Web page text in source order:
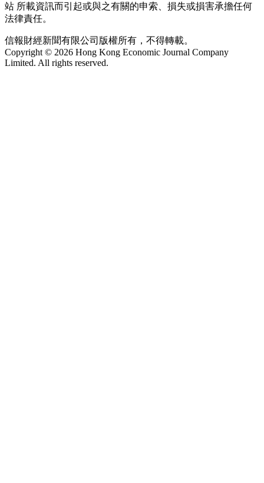
站 所載資訊而引起或與之有關的申索、損失或損害承擔任何
法律責任。
信報財經新聞有限公司版權所有，不得轉載。
Copyright © 2026 Hong Kong Economic Journal Company
Limited. All rights reserved.